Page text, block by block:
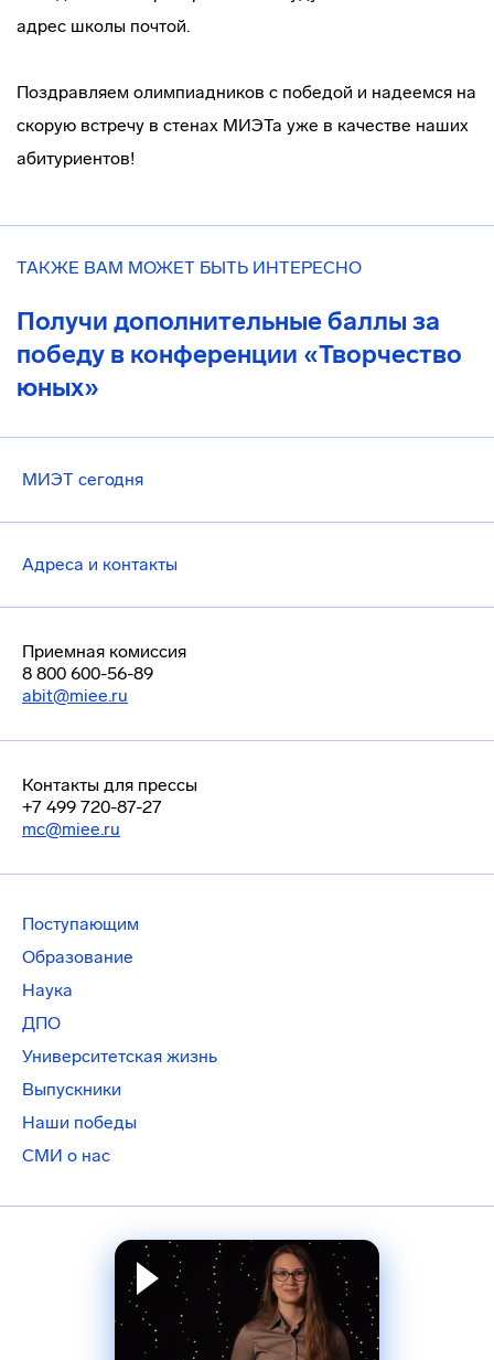
адрес школы почтой.
Поздравляем олимпиадников с победой и надеемся на
скорую встречу в стенах МИЭТа уже в качестве наших
абитуриентов!
ТАКЖЕ ВАМ МОЖЕТ БЫТЬ ИНТЕРЕСНО
Получи дополнительные баллы за
победу в конференции «Творчество
юных»
МИЭТ сегодня
Адреса и контакты
Приемная комиссия
8 800 600-56-89
abit@miee.ru
Контакты для прессы
+7 499 720-87-27
mc@miee.ru
Поступающим
Образование
Наука
ДПО
Университетская жизнь
Выпускники
Наши победы
СМИ о нас